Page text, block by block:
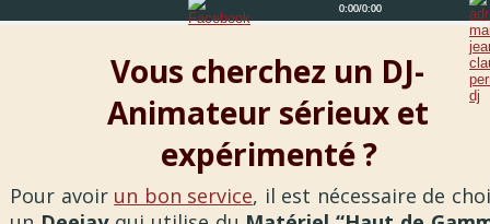
Pour avoir un bon service, il est nécessaire de
Vous cherchez un DJ-
Animateur sérieux et
expérimenté ?
0:00/0:00
0:00/0:00